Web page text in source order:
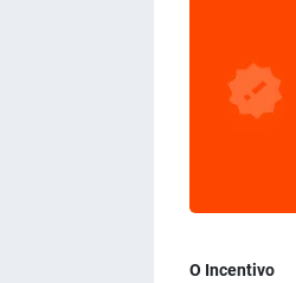
O Incentivo